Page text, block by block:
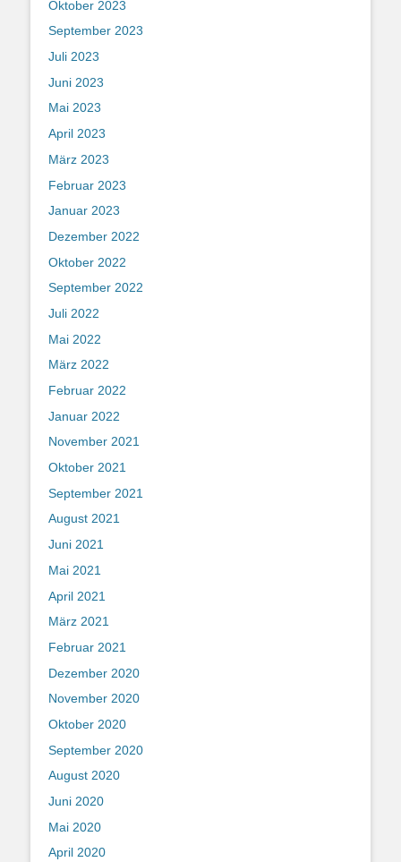
Oktober 2023
September 2023
Juli 2023
Juni 2023
Mai 2023
April 2023
März 2023
Februar 2023
Januar 2023
Dezember 2022
Oktober 2022
September 2022
Juli 2022
Mai 2022
März 2022
Februar 2022
Januar 2022
November 2021
Oktober 2021
September 2021
August 2021
Juni 2021
Mai 2021
April 2021
März 2021
Februar 2021
Dezember 2020
November 2020
Oktober 2020
September 2020
August 2020
Juni 2020
Mai 2020
April 2020